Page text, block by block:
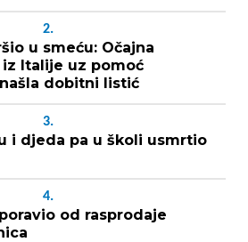
2.
u smeću: Očajna
Italije uz pomoć
dobitni listić
3.
i djeda pa u školi usmrtio
4.
od rasprodaje